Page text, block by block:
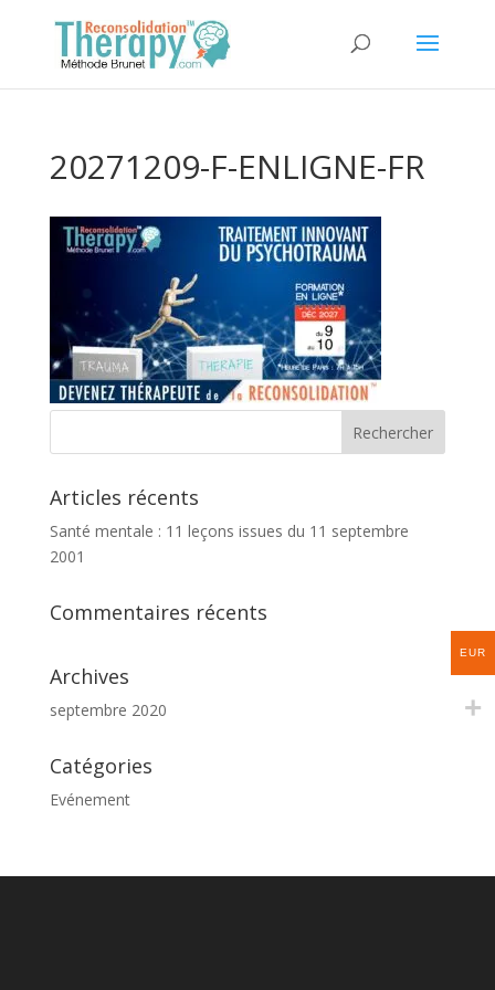
20271209-F-ENLIGNE-FR
Articles récents
Santé mentale : 11 leçons issues du 11 septembre
2001
Commentaires récents
Archives
septembre 2020
Catégories
Evénement
EUR